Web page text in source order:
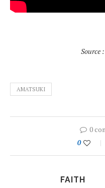
Source
AMATSUKI
0
0
FAITH